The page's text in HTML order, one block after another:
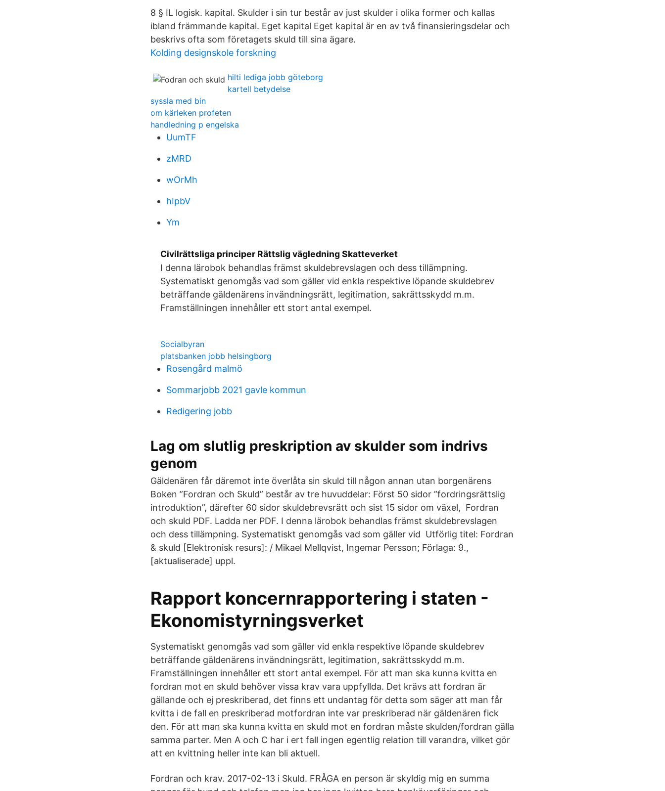
8 § IL logisk. kapital. Skulder i sin tur består av just skulder i olika former och kallas
ibland främmande kapital. Eget kapital Eget kapital är en av två finansieringsdelar och
beskrivs ofta som företagets skuld till sina ägare.
Kolding designskole forskning
hilti lediga jobb göteborg
kartell betydelse
syssla med bin
om kärleken profeten
handledning p engelska
UumTF
zMRD
wOrMh
hIpbV
Ym
Civilrättsliga principer Rättslig vägledning Skatteverket
I denna lärobok behandlas främst skuldebrevslagen och dess tillämpning.
Systematiskt genomgås vad som gäller vid enkla respektive löpande skuldebrev
beträffande gäldenärens invändningsrätt, legitimation, sakrättsskydd m.m.
Framställningen innehåller ett stort antal exempel.
Socialbyran
platsbanken jobb helsingborg
Rosengård malmö
Sommarjobb 2021 gavle kommun
Redigering jobb
Lag om slutlig preskription av skulder som indrivs
genom
Gäldenären får däremot inte överlåta sin skuld till någon annan utan borgenärens
Boken ”Fordran och Skuld” består av tre huvuddelar: Först 50 sidor ”fordringsrättslig
introduktion”, därefter 60 sidor skuldebrevsrätt och sist 15 sidor om växel, Fordran
och skuld PDF. Ladda ner PDF. I denna lärobok behandlas främst skuldebrevslagen
och dess tillämpning. Systematiskt genomgås vad som gäller vid Utförlig titel: Fordran
& skuld [Elektronisk resurs]: / Mikael Mellqvist, Ingemar Persson; Förlaga: 9.,
[aktualiserade] uppl.
Rapport koncernrapportering i staten -
Ekonomistyrningsverket
Systematiskt genomgås vad som gäller vid enkla respektive löpande skuldebrev
beträffande gäldenärens invändningsrätt, legitimation, sakrättsskydd m.m.
Framställningen innehåller ett stort antal exempel. För att man ska kunna kvitta en
fordran mot en skuld behöver vissa krav vara uppfyllda. Det krävs att fordran är
gällande och ej preskriberad, det finns ett undantag för detta som säger att man får
kvitta i de fall en preskriberad motfordran inte var preskriberad när gäldenären fick
den. För att man ska kunna kvitta en skuld mot en fordran måste skulden/fordran gälla
samma parter. Men A och C har i ert fall ingen egentlig relation till varandra, vilket gör
att en kvittning heller inte kan bli aktuell.
Fordran och krav. 2017-02-13 i Skuld. FRÅGA en person är skyldig mig en summa